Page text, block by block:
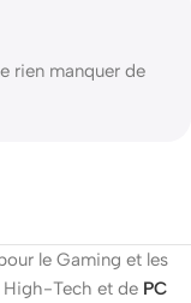
rien manquer de
le Gaming et les
High-Tech et de PC